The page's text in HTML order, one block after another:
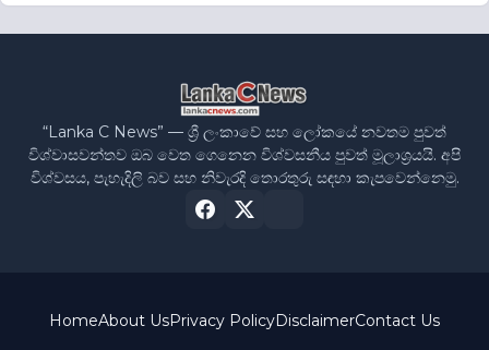
“Lanka C News” — ශ්‍රී ලංකාවේ සහ ලෝකයේ නවතම පුවත්
විශ්වාසවන්තව ඔබ වෙත ගෙනෙන විශ්වසනීය පුවත් මූලාශ්‍රයයි. අපි
විශ්වසය, පැහැදිලි බව සහ නිවැරදි තොරතුරු සඳහා කැපවෙන්නෙමු.
HomeAbout UsPrivacy PolicyDisclaimerContact Us